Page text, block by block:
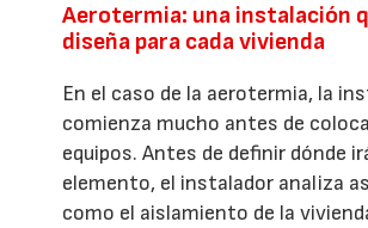
Aerotermia: una instalación
diseña para cada vivienda
En el caso de la aerotermia, la
comienza mucho antes de
equipos. Antes de definir dónde
elemento, el instalador analiza
como el aislamiento de la